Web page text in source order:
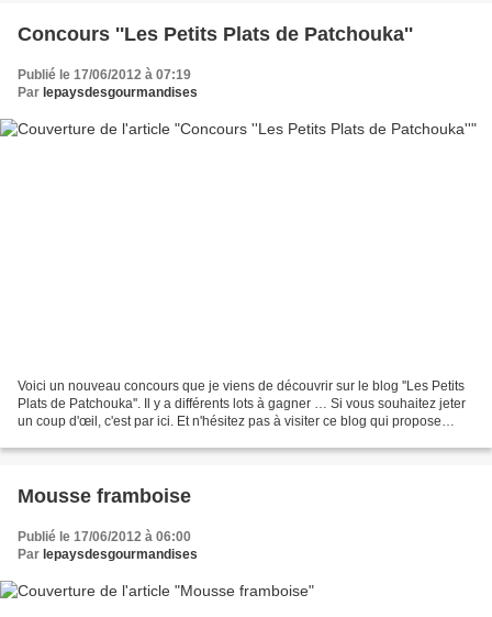
Concours ''Les Petits Plats de Patchouka''
Publié le 17/06/2012 à 07:19
Par lepaysdesgourmandises
Voici un nouveau concours que je viens de découvrir sur le blog ''Les Petits
Plats de Patchouka''. Il y a différents lots à gagner … Si vous souhaitez jeter
un coup d'œil, c'est par ici. Et n'hésitez pas à visiter ce blog qui propose
Mousse framboise
Publié le 17/06/2012 à 06:00
Par lepaysdesgourmandises